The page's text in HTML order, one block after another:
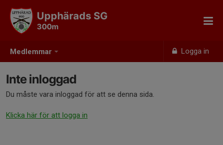
Medlemmar Logga in
Upphärads SG
300m
Inte inloggad
Du måste vara inloggad för att se denna sida.
Klicka här för att logga in